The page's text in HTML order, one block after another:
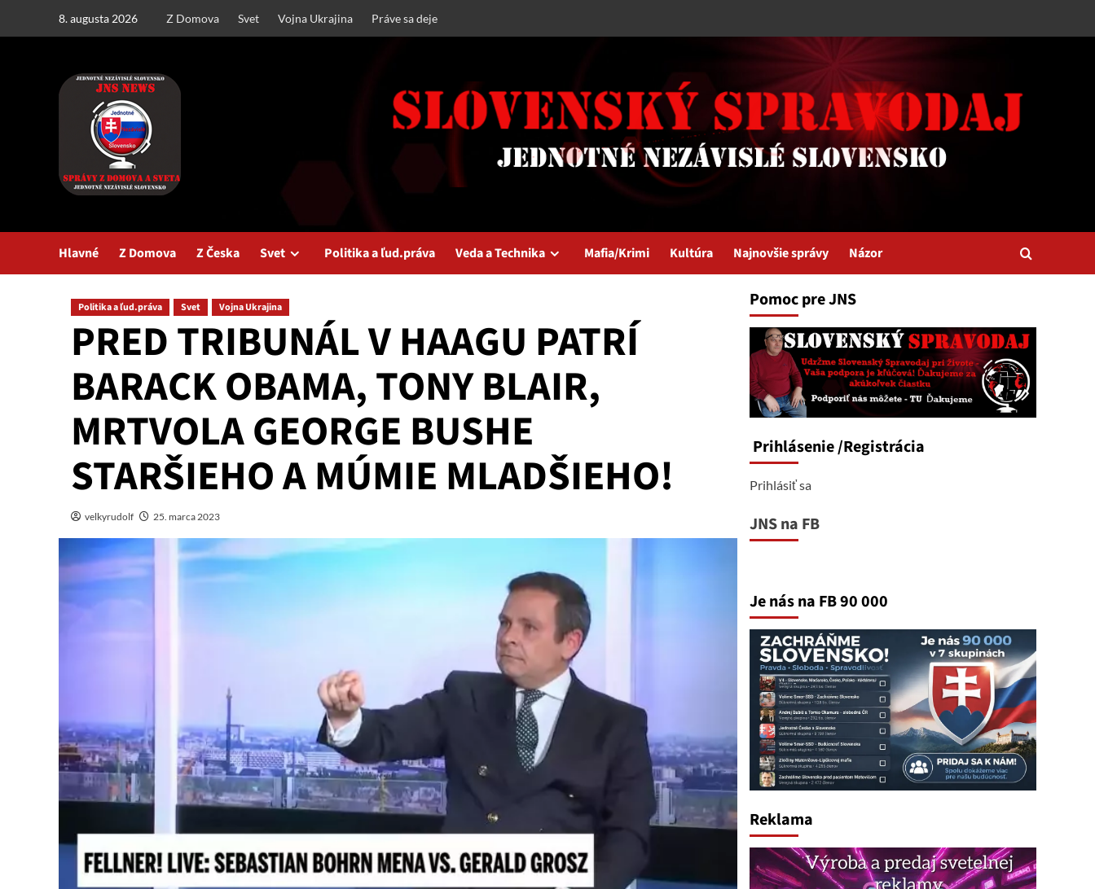
8. augusta 2026 Z Domova Svet Vojna Ukrajina Práve sa deje
Hlavné Z Domova Z Česka Svet Politika a ľud.práva Veda a Technika Mafia/Krimi Kultúra Najnovšie správy Názor
Politika a ľud.práva Svet Vojna Ukrajina
PRED TRIBUNÁL V HAAGU PATRÍ
BARACK OBAMA, TONY BLAIR,
MRTVOLA GEORGE BUSHE
STARŠIEHO A MÚMIE MLADŠIEHO!
velkyrudolf 25. marca 2023
Pomoc pre JNS
Prihlásenie/Registrácia
Prihlásiť sa
JNS na FB
Je nás na FB 90 000
Reklama